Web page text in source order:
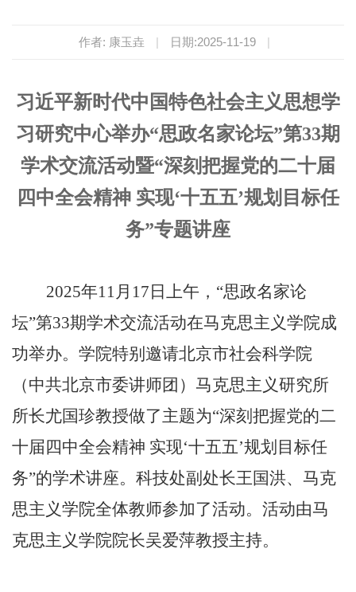
作者: 康玉垚 | 日期:2025-11-19 |
习近平新时代中国特色社会主义思想学
习研究中心举办“思政名家论坛”第33期
学术交流活动暨“深刻把握党的二十届
四中全会精神 实现‘十五五’规划目标任
务”专题讲座
2025年11月17日上午，“思政名家论
坛”第33期学术交流活动在马克思主义学院成
功举办。学院特别邀请北京市社会科学院
（中共北京市委讲师团）马克思主义研究所
所长尤国珍教授做了主题为“深刻把握党的二
十届四中全会精神 实现‘十五五’规划目标任
务”的学术讲座。科技处副处长王国洪、马克
思主义学院全体教师参加了活动。活动由马
克思主义学院院长吴爱萍教授主持。